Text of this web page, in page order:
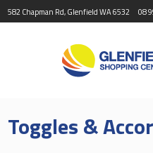
582 Chapman Rd, Glenfield WA 6532 08
Toggles &